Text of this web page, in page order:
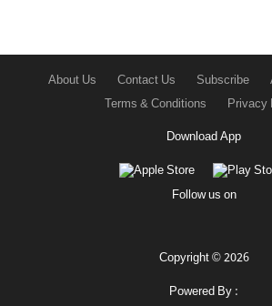
About Us Contact Us Subscribe
Terms & Conditions
Privacy
Download App
Follow us on
Copyright © 2026
Powered By :